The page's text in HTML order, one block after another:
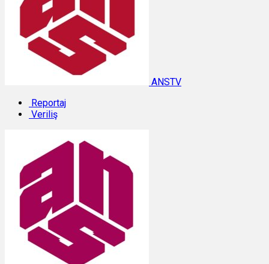
ANSTV
Reportaj
Veriliş